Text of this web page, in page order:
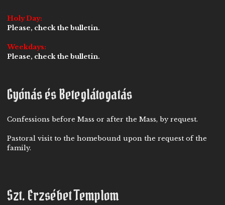
Holy Day:
Please, check the bulletin.
Weekdays:
Please, check the bulletin.
Gyónás és Beteglátogatás
Confessions before Mass or after the Mass, by request.
Pastoral visit to the homebound upon the request of the
family.
Szt. Erzsébet Templom